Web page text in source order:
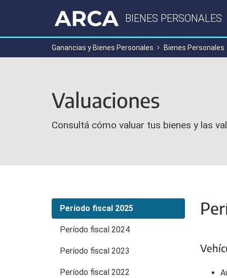
BIENES PERSONALES
Ganancias y Bienes Personales Bienes Personales
Valuaciones
Consultá cómo valuar tus bienes y las
Período fiscal 2025
Período fiscal 2024
Período fiscal 2023
Período fiscal 2022